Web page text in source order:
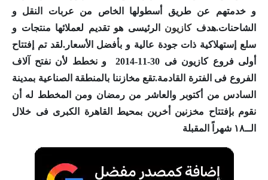
و خدمتهم عن طريق أسطولها الخاص من عربات النقل و
الشاحنات.هدفكازيون الرئيسى هو تقديم لعملائها منتجات و
سلع إستهلاكية ذات جودة عالية و بأفضل الأسعار.لقد تم إفتتاح
أولى فروعكازيون
فى 30-11-2014 و نخطط لأن نفتح آلاف
الفروع فى الفترة القادمة.تقع مخازننا بالمنطقة الصناعية بمدينة
السادس من أكتوبر والعاشر من رمضان ومن المخطط له أن
نقوم بإفتتاح مخزنين أخرين بمحيط القاهرة الكبرى فى خلال
الــ١٨ شهراً المقبلة